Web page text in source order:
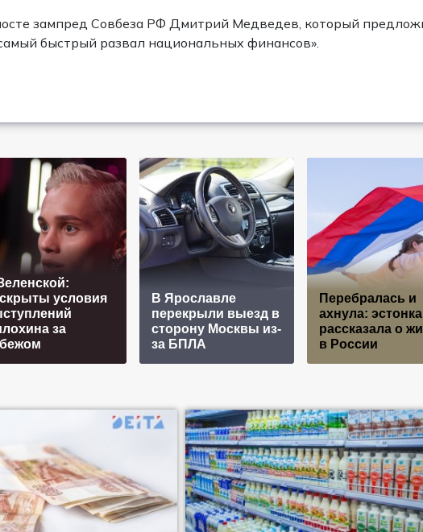
зампред Совбеза РФ Дмитрий Медведев, который
быстрый развал национальных финансов».
условия
за
В Ярославле
перекрыли выезд в
сторону Москвы из-
за БПЛА
Перебралась и
ахнула: эстонка
рассказала о
в России